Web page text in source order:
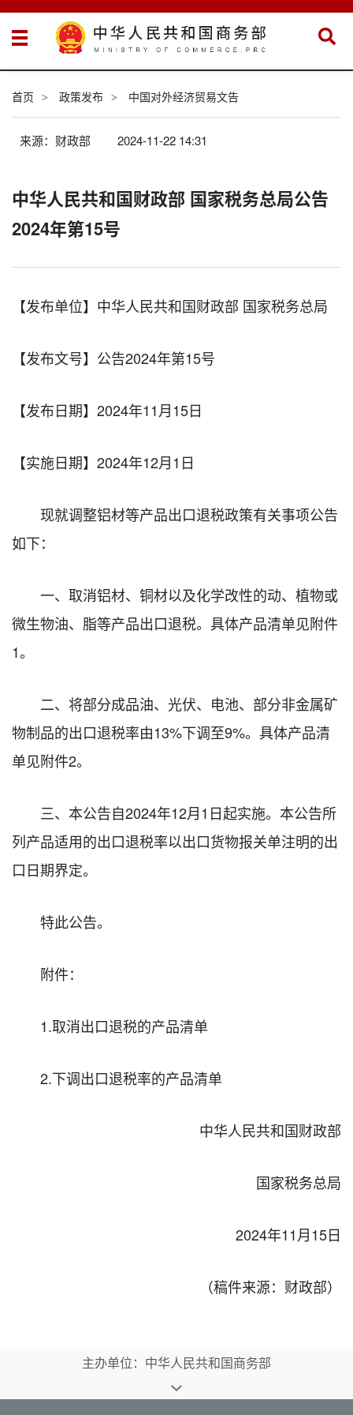
首页 > 政策发布 > 中国对外经济贸易文告
来源：财政部 2024-11-22 14:31
中华人民共和国财政部 国家税务总局公告
2024年第15号
【发布单位】中华人民共和国财政部 国家税务总局
【发布文号】 公告2024年第15号
【发布日期】 2024年11月15日
【实施日期】 2024年12月1日
现就调整铝材等产品出口退税政策有关事项公告
如下：
一、取消铝材、铜材以及化学改性的动、植物或
微生物油、脂等产品出口退税。具体产品清单见附件
1。
二、将部分成品油、光伏、电池、部分非金属矿
物制品的出口退税率由13%下调至9%。具体产品清
单见附件2。
三、本公告自2024年12月1日起实施。本公告所
列产品适用的出口退税率以出口货物报关单注明的出
口日期界定。
特此公告。
附件：
1.取消出口退税的产品清单
2.下调出口退税率的产品清单
中华人民共和国财政部
国家税务总局
2024年11月15日
（稿件来源：财政部）
主办单位：中华人民共和国商务部